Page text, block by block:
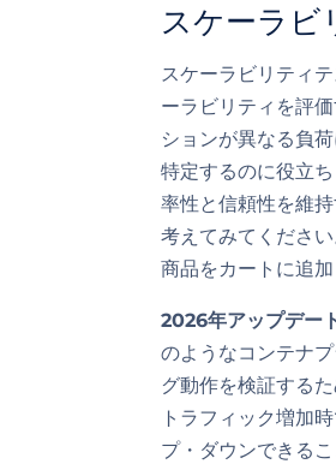
スケーラビ
スケーラビリティ
ーラビリティを評
ションが異なる負
特定するのに役立
率性と信頼性を維
考えてみてくださ
商品をカートに追
2026年アップデー
のようなコンテナ
グ動作を検証する
トラフィック増加
プ・ダウンできるこ